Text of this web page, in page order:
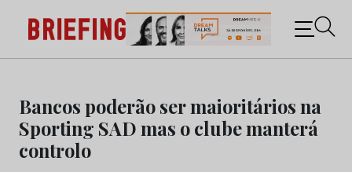
content
Briefing: Todas as notícias sobre os negócios do
Marketing e da Publicidade
Bancos poderão ser maioritários na
Sporting SAD mas o clube manterá
controlo